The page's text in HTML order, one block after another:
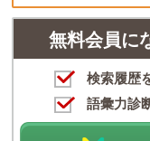
無料会員に
検索履歴
語彙力診